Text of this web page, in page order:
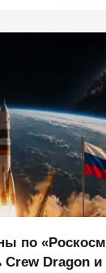
по
Crew Dragon